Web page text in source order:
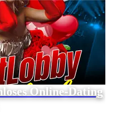
Online-Dating